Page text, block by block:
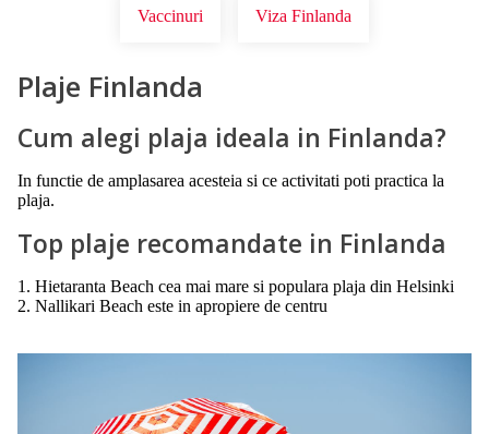
Vaccinuri Viza Finlanda
Plaje Finlanda
Cum alegi plaja ideala in Finlanda?
In functie de amplasarea acesteia si ce activitati poti practica la
plaja.
Top plaje recomandate in Finlanda
1. Hietaranta Beach cea mai mare si populara plaja din Helsinki
2. Nallikari Beach este in apropiere de centru